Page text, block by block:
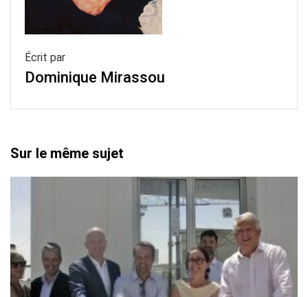
Écrit par
Dominique Mirassou
Sur le même sujet